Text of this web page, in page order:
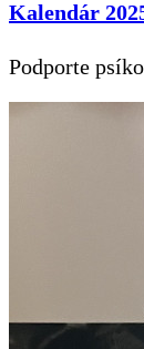
Kalendár
Podporte